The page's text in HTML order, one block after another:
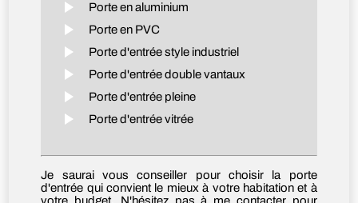
Porte en aluminium
Porte en PVC
Porte d'entrée style industriel
Porte d'entrée double vantaux
Porte d'entrée pleine
Porte d'entrée vitrée
Je saurai vous conseiller pour choisir la porte
d'entrée qui convient le mieux à votre habitation et à